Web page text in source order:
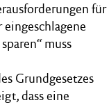
für
muss
Grundgesetzes
dass eine